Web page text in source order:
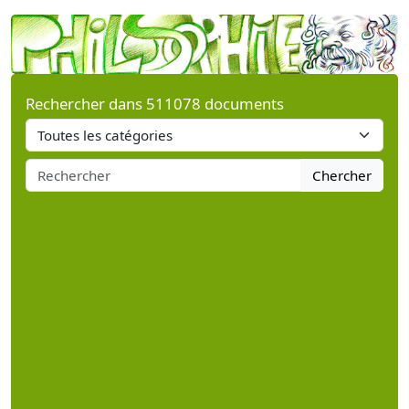
Rechercher dans 511078 documents
Chercher